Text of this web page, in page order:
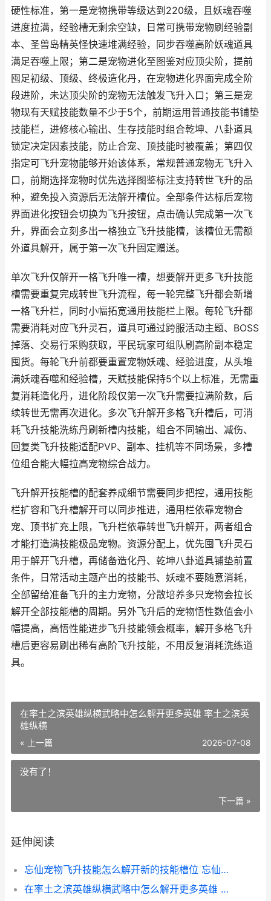
硬性标准，第一是宠物携带等级达到220级，且妖魂吞噬
进度拉满，经验槽无剩余空缺，日常可携带宠物刷经验副
本、圣兽岛精英怪快速堆满经验，同步吞噬高阶妖魂道具
满足吞噬上限；第二是宠物进化至图鉴对应顶尖阶，提前
囤足初级、顶级、终极造化丹，在宠物进化界面完成全阶
段进阶，未达顶尖阶的宠物无法触发飞升入口；第三是宠
物现有天赋技能数量不少于5个，前期运用普通技能书铺垫
技能栏，进修核心输出、生存技能时组合乾坤、八卦道具
锁定决定因素技能，防止合宠、顶技能时被覆盖；第四仅
指定可飞升宠物能够开始该体系，常规普通宠物无飞升入
口，前期选择宠物时优先选择图鉴标注支持转世飞升的品
种，避免投入资源后无法解开槽位。全部条件达标后宠物
界面进化按钮会切换为飞升按钮，点击确认完成第一次飞
升，界面会立刻多出一格独立飞升技能槽，该槽位无需额
外道具解开，属于第一次飞升固定赠送。
单次飞升仅解开一格飞升唯一槽，想要解开更多飞升技能
槽需要重复完成转世飞升流程，每一轮完整飞升都会新增
一格飞升栏，同时小幅拓宽通用技能栏上限。每轮飞升都
需要消耗对应飞升灵石，道具可通过跨服活动主题、BOSS
掉落、交易行采购获取，平民玩家可组队刷高阶副本稳定
囤货。每轮飞升前都要重置宠物妖魂、经验进度，从头堆
满妖魂吞噬和经验槽，天赋技能保持5个以上标准，无需重
复消耗造化丹，进化阶段仅第一次飞升需要拉满阶数，后
续转世无需再次进化。多次飞升解开多格飞升槽后，可消
耗飞升技能洗练丹刷新槽内技能，组合不同输出、减伤、
回复类飞升技能适配PVP、副本、挂机等不同场景，多槽
位组合能大幅拉高宠物综合战力。
飞升解开技能槽的配套养成细节需要同步把控，通用技能
栏扩容和飞升槽解开可以同步推进，通用栏依靠宠物合
宠、顶书扩充上限，飞升栏依靠转世飞升解开，两者组合
才能打造满技能极品宠物。资源分配上，优先囤飞升灵石
用于解开飞升槽，再储备造化丹、乾坤八卦道具铺垫前置
条件，日常活动主题产出的技能书、妖魂不要随意消耗，
全部留给准备飞升的主力宠物，分散培养多只宠物会拉长
解开全部技能槽的周期。另外飞升后的宠物悟性数值会小
幅提高，高悟性能进步飞升技能领会概率，解开多格飞升
槽后更容易刷出稀有高阶飞升技能，不用反复消耗洗练道
具。
在率土之滨英雄纵横武略中怎么解开更多英雄 率土之滨英
雄纵横
« 上一篇 2026-07-08
没有了！
下一篇 »
延伸阅读
忘仙宠物飞升技能怎么解开新的技能槽位 忘仙宠物怎么飞升
在率土之滨英雄纵横武略中怎么解开更多英雄 率土之滨英雄纵横